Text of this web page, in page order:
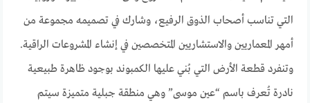
التي تناسب أصحاب الذوق الرفيع، وشارك في تصميمه مجموعة من
أمهر المعماريين والاستشاريين المتخصصين في إنشاء المشروعات الراقية.
وتنفرد قطعة الأرض التي بُني عليها الكمبوند بوجود ظاهرة طبيعية
نادرة تُعرف باسم “عين موسى” وهي منطقة جبلية متميزة سيتم